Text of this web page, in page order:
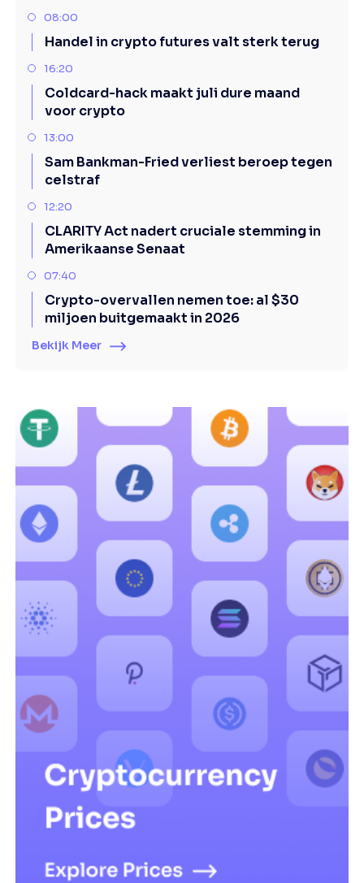
08:00
Handel in crypto futures valt sterk terug
16:20
Coldcard-hack maakt juli dure maand
voor crypto
13:00
Sam Bankman-Fried verliest beroep tegen
celstraf
12:20
CLARITY Act nadert cruciale stemming in
Amerikaanse Senaat
07:40
Crypto-overvallen nemen toe: al $30
miljoen buitgemaakt in 2026
Bekijk Meer